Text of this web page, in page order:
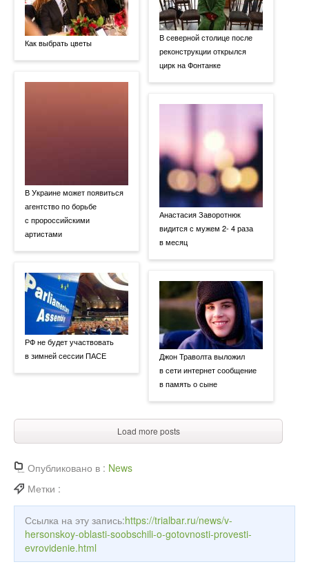
Как выбрать цветы
В Украине может появиться
агентство по борьбе
с пророссийскими
артистами
РФ не будет участвовать
в зимней сессии ПАСЕ
В северной столице после
реконструкции открылся
цирк на Фонтанке
Анастасия Заворотнюк
видится с мужем 2- 4 раза
в месяц
Джон Траволта выложил
в сети интернет сообщение
в память о сыне
Load more posts
Опубликовано в : News
Метки :
Ссылка на эту запись:https://trialbar.ru/news/v-
hersonskoy-oblasti-soobschili-o-gotovnosti-provesti-
evrovidenie.html